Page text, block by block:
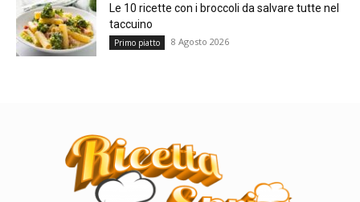
Le 10 ricette con i broccoli da salvare tutte nel
taccuino
Primo piatto 8 Agosto 2026